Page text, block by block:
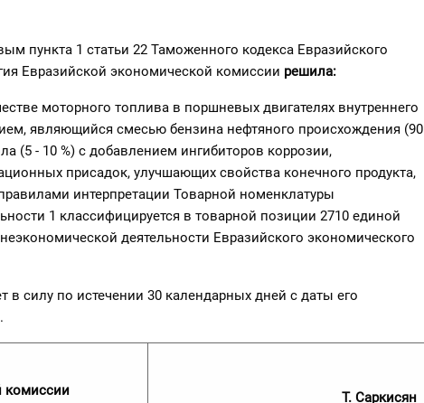
пункта 1 статьи 22 Таможенного кодекса Евразийского
Евразийской экономической комиссии решила:
моторного топлива в поршневых двигателях внутреннего
являющийся смесью бензина нефтяного происхождения (90
(5 - 10 %) с добавлением ингибиторов коррозии,
присадок, улучшающих свойства конечного продукта,
интерпретации Товарной номенклатуры
1 классифицируется в товарной позиции 2710 единой
деятельности Евразийского экономического
в силу по истечении 30 календарных дней с даты его
комиссии
Т. Саркисян